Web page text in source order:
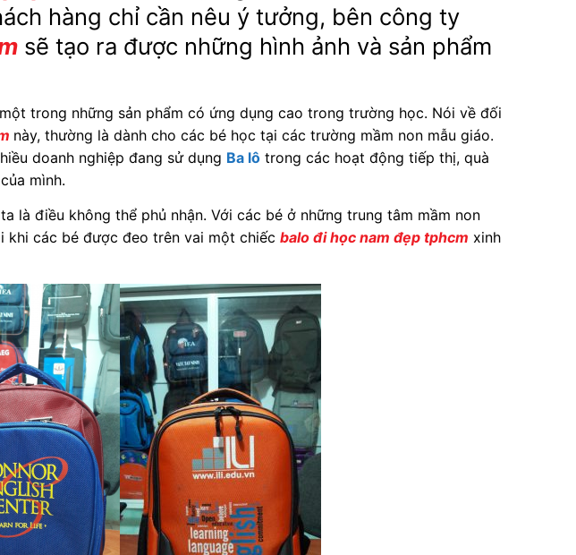
hàng chỉ cần nêu ý tưởng, bên công ty
sẽ tạo ra được những hình ảnh và sản phẩm
trong những sản phẩm có ứng dụng cao trong trường học. Nói về đối
này, thường là dành cho các bé học tại các trường mầm non mẫu giáo.
doanh nghiệp đang sử dụng Ba lô trong các hoạt động tiếp thị, quà
mình.
là điều không thể phủ nhận. Với các bé ở những trung tâm mầm non
khi các bé được đeo trên vai một chiếcbalo đi học nam đẹp tphcm xinh